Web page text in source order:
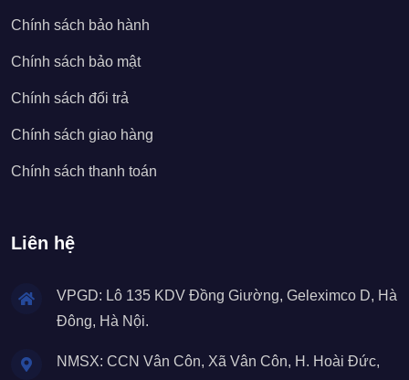
Chính sách bảo hành
Chính sách bảo mật
Chính sách đổi trả
Chính sách giao hàng
Chính sách thanh toán
Liên hệ
VPGD: Lô 135 KDV Đồng Giường, Geleximco D, Hà
Đông, Hà Nội.
NMSX: CCN Vân Côn, Xã Vân Côn, H. Hoài Đức,